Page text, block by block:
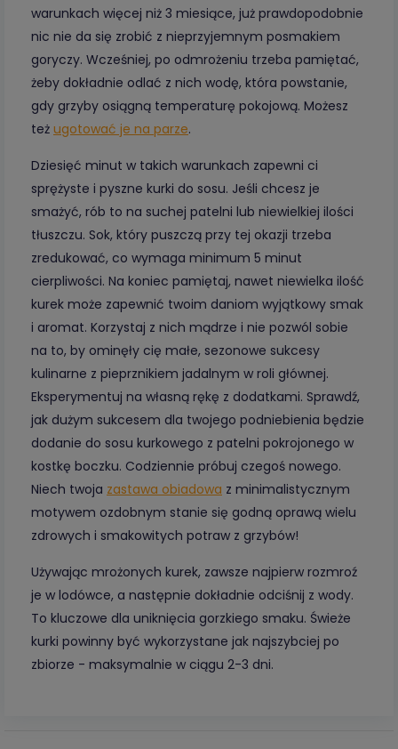
warunkach więcej niż 3 miesiące, już prawdopodobnie
nic nie da się zrobić z nieprzyjemnym posmakiem
goryczy. Wcześniej, po odmrożeniu trzeba pamiętać,
żeby dokładnie odlać z nich wodę, która powstanie,
gdy grzyby osiągną temperaturę pokojową. Możesz
też ugotować je na parze.
Dziesięć minut w takich warunkach zapewni ci
sprężyste i pyszne kurki do sosu. Jeśli chcesz je
smażyć, rób to na suchej patelni lub niewielkiej ilości
tłuszczu. Sok, który puszczą przy tej okazji trzeba
zredukować, co wymaga minimum 5 minut
cierpliwości. Na koniec pamiętaj, nawet niewielka ilość
kurek może zapewnić twoim daniom wyjątkowy smak
i aromat. Korzystaj z nich mądrze i nie pozwól sobie
na to, by ominęły cię małe, sezonowe sukcesy
kulinarne z pieprznikiem jadalnym w roli głównej.
Eksperymentuj na własną rękę z dodatkami. Sprawdź,
jak dużym sukcesem dla twojego podniebienia będzie
dodanie do sosu kurkowego z patelni pokrojonego w
kostkę boczku. Codziennie próbuj czegoś nowego.
Niech twoja zastawa obiadowa z minimalistycznym
motywem ozdobnym stanie się godną oprawą wielu
zdrowych i smakowitych potraw z grzybów!
Używając mrożonych kurek, zawsze najpierw rozmroź
je w lodówce, a następnie dokładnie odciśnij z wody.
To kluczowe dla uniknięcia gorzkiego smaku. Świeże
kurki powinny być wykorzystane jak najszybciej po
zbiorze - maksymalnie w ciągu 2-3 dni.